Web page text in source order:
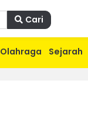
Cari
Olahraga Sejarah